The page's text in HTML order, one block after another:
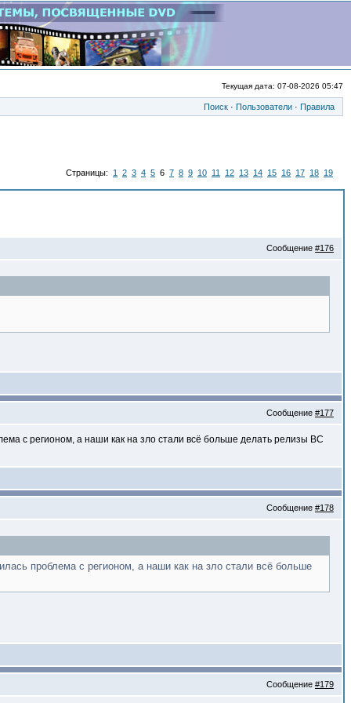
Текущая дата: 07-08-2026 05:47
Поиск · Пользователи · Правила
Страницы: 1 2 3 4 5 6 7 8 9 10 11 12 13 14 15 16 17 18 19
Сообщение #176
Сообщение #177
с регионом, а наши как на зло стали всё больше делать релизы BC
Сообщение #178
проблема с регионом, а наши как на зло стали всё больше
Сообщение #179